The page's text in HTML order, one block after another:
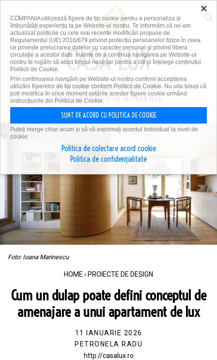
PRIMA PLATFORMĂ DE
AMENAJĂRI DIN ROMÂNIA
Foto: Ioana Marinescu
HOME › PROIECTE DE DESIGN
Cum un dulap poate defini conceptul de
amenajare a unui apartament de lux
11 IANUARIE 2026
PETRONELA RADU
http://casalux.ro
×
COMPANIA utilizează fişiere de tip cookie pentru a personaliza și
îmbunătăți experiența ta pe Website-ul nostru. Te informăm că ne-am
actualizat politicile cu cele mai recente modificări propuse de
Regulamentul (UE) 2016/679 privind protecția persoanelor fizice în ceea
ce privește prelucrarea datelor cu caracter personal și privind libera
circulație a acestor date. Înainte de a continua navigarea pe Website-ul
nostru te rugăm să aloci timpul necesar pentru a citi și înțelege conținutul
Politicii de Cookie.
Prin continuarea navigării pe Website-ul nostru confirmi acceptarea
utilizării fişierelor de tip cookie conform Politicii de Cookie. Nu uita totuși că
poți modifica în orice moment setările acestor fişiere cookie urmând
instrucțiunile din Politica de Cookie.
SUNT DE ACORD CU POLITICA DE COOKIE
Puteți merge chiar acum și să vă exprimați acordul individual la nivel de
cookie:
Politica de colectare acord cookie
Politica de confidențialitate